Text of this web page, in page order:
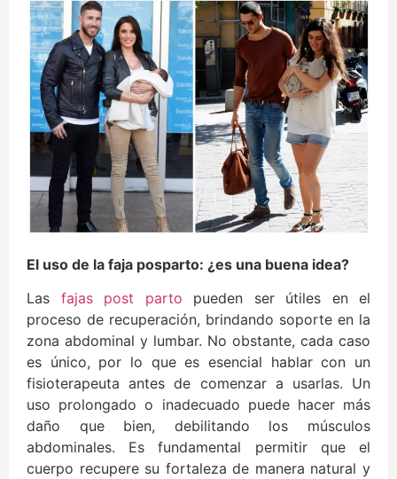
El uso de la faja posparto: ¿es una buena idea?
Las fajas post parto pueden ser útiles en el
proceso de recuperación, brindando soporte en la
zona abdominal y lumbar. No obstante, cada caso
es único, por lo que es esencial hablar con un
fisioterapeuta antes de comenzar a usarlas. Un
uso prolongado o inadecuado puede hacer más
daño que bien, debilitando los músculos
abdominales. Es fundamental permitir que el
cuerpo recupere su fortaleza de manera natural y